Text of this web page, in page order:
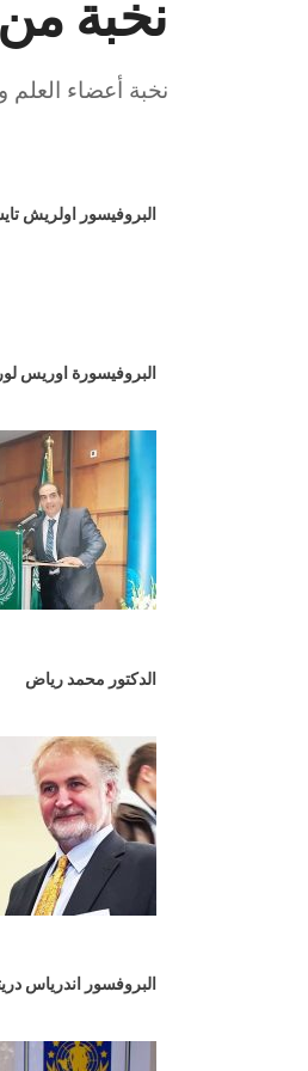
نخبة
نخبة أعضاء العلم
البروفيسور اولريش
البروفيسورة اوريس
الدكتور محمد رياض
البروفسور اندرياس